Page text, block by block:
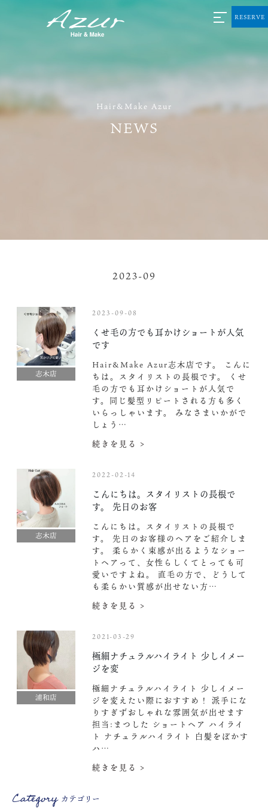
Hair&Make Azur
NEWS
RESERVE
2023-09
志木店
2023-09-08
くせ毛の方でも耳かけショートが人気
です
Hair&Make Azur志木店です。 こんに
ちは。スタイリストの長根です。 くせ
毛の方でも耳かけショートが人気で
す。同じ髪型リピートされる方も多く
いらっしゃいます。 みなさまいかがで
しょう…
続きを見る >
志木店
2022-02-14
こんにちは。スタイリストの長根で
す。 先日のお客
こんにちは。スタイリストの長根で
す。 先日のお客様のヘアをご紹介しま
す。 柔らかく束感が出るようなショー
トヘアって、女性らしくてとっても可
愛いですよね。 直毛の方で、どうして
も柔らかい質感が出せない方…
続きを見る >
浦和店
2021-03-29
極細ナチュラルハイライト 少しイメー
ジを変
極細 ナチュラルハイライト 少しイメー
ジを変えたい際におすすめ！ 派手にな
りすぎずおしゃれな雰囲気が出せます
担当:まつした ショートヘア ハイライ
ト ナチュラルハイライト 白髪をぼかす
ハ…
続きを見る >
Categoryカテゴリー